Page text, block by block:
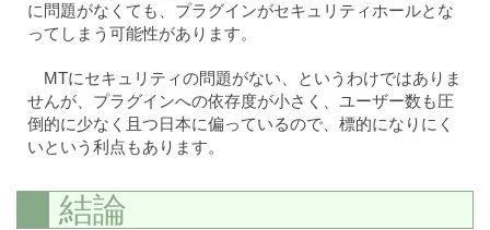
に問題がなくても、プラグインがセキュリティホールとな
ってしまう可能性があります。
MTにセキュリティの問題がない、というわけではありま
せんが、プラグインへの依存度が小さく、ユーザー数も圧
倒的に少なく且つ日本に偏っているので、標的になりにく
いという利点もあります。
結論